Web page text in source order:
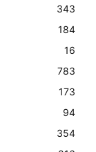
343
184
16
783
173
94
354